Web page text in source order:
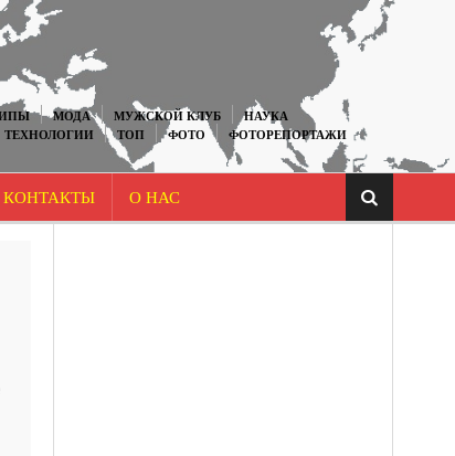
МОДА МУЖСКОЙ КЛУБ
НАУКА
ТЕХНОЛОГИИ ТОП ФОТО
ФОТОРЕПОРТАЖИ
КОНТАКТЫ О НАС